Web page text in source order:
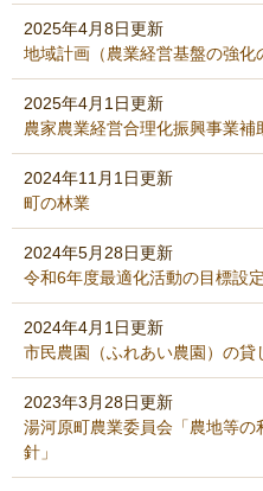
2025年4月8日更新
地域計画（農業経営基盤の強化
2025年4月1日更新
農家農業経営合理化振興事業補
2024年11月1日更新
町の林業
2024年5月28日更新
令和6年度最適化活動の目標設
2024年4月1日更新
市民農園（ふれあい農園）の貸
2023年3月28日更新
湯河原町農業委員会「農地等
針」